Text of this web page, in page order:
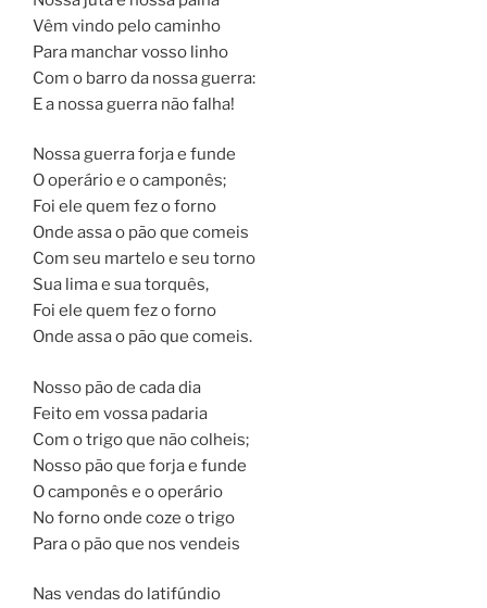
Vêm vindo pelo caminho
Para manchar vosso linho
Com o barro da nossa guerra:
E a nossa guerra não falha!
Nossa guerra forja e funde
O operário e o camponês;
Foi ele quem fez o forno
Onde assa o pão que comeis
Com seu martelo e seu torno
Sua lima e sua torquês,
Foi ele quem fez o forno
Onde assa o pão que comeis.
Nosso pão de cada dia
Feito em vossa padaria
Com o trigo que não colheis;
Nosso pão que forja e funde
O camponês e o operário
No forno onde coze o trigo
Para o pão que nos vendeis
Nas vendas do latifúndio